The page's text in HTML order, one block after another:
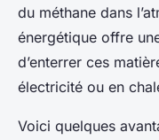
du méthane dans
énergétique offre
d’enterrer ces
électricité ou en
Voici quelques